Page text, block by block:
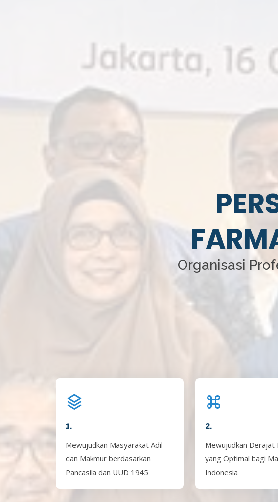
Organisasi
1.
Mewujudkan Masyarakat Adil
dan Makmur berdasarkan
Pancasila dan UUD 1945
2.
Mewujudkan Derajat
yang Optimal bagi
Indonesia